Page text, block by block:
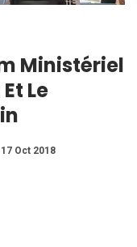
Ministériel
Le
17 Oct 2018